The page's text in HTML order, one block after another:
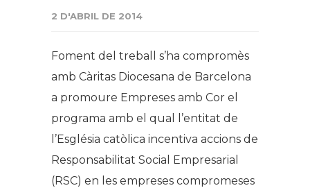
2 D'ABRIL DE 2014
Foment del treball s’ha compromès
amb Càritas Diocesana de Barcelona
a promoure Empreses amb Cor el
programa amb el qual l’entitat de
l’Església catòlica incentiva accions de
Responsabilitat Social Empresarial
(RSC) en les empreses compromeses